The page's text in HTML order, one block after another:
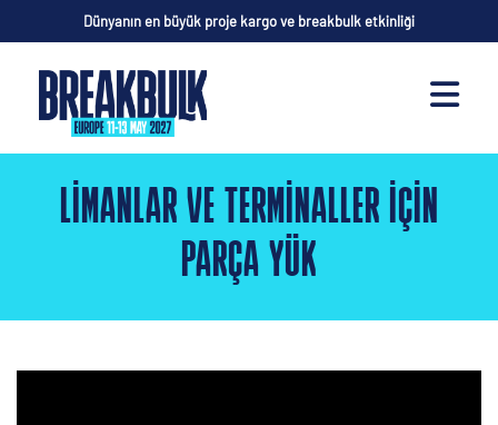
Dünyanın en büyük proje kargo ve breakbulk etkinliği
LIMANLAR VE TERMINALLER IÇIN
PARÇA YÜK